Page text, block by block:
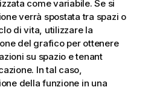
come variabile. Se si
verrà spostata tra spazi o
di vita, utilizzare la
del grafico per ottenere
su spazio e tenant
In tal caso,
della funzione in una